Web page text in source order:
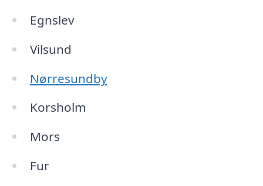
Egnslev
Vilsund
Nørresundby
Korsholm
Mors
Fur